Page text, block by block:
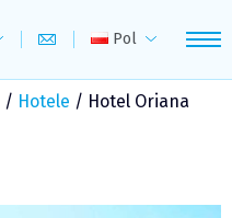
Pol
/ Hotele / Hotel Oriana